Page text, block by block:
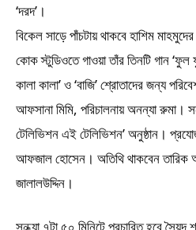
‘দরদ’।
বিকেল সাড়ে পাঁচটায় থাকবে হাশিম
কোক স্টুডিওতে গাওয়া তাঁর তিনটি গান ‘ফুল
কালা কালা’ ও ‘বাজি’ শ্রোতাদের জন্য
আফসানা মিমি, পরিচালনায় অনন্যা রুমা।
টেলিভিশন এই টেলিভিশন’ অনুষ্ঠান।
আফজাল হোসেন। অতিথি থাকবেন তারিক
জালালউদ্দিন।
সন্ধ্যা ৭টা ৫০ মিনিটে প্রচারিত হবে সৈয়দ